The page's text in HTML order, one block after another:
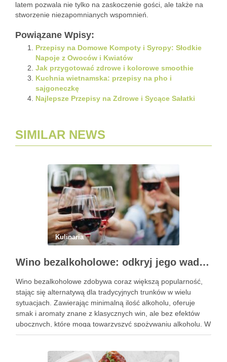
latem pozwala nie tylko na zaskoczenie gości, ale także na
stworzenie niezapomnianych wspomnień.
Powiązane Wpisy:
Przepisy na Domowe Kompoty i Syropy: Słodkie
Napoje z Owoców i Kwiatów
Jak przygotować zdrowe i kolorowe smoothie
Kuchnia wietnamska: przepisy na pho i
sajgoneczkę
Najlepsze Przepisy na Zdrowe i Sycące Sałatki
SIMILAR NEWS
Kulinaria
Wino bezalkoholowe: odkryj jego wady i zalety
Wino bezalkoholowe zdobywa coraz większą popularność,
stając się alternatywą dla tradycyjnych trunków w wielu
sytuacjach. Zawierając minimalną ilość alkoholu, oferuje
smak i aromaty znane z klasycznych win, ale bez efektów
ubocznych, które mogą towarzyszyć spożywaniu alkoholu. W
obliczu rosnącej świadomości zdrowotnej, wiele osób